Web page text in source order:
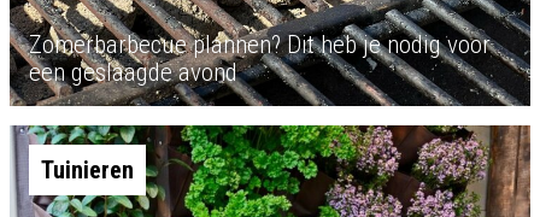
Zomerbarbecue plannen? Dit heb je nodig voor
een geslaagde avond
Tuinieren